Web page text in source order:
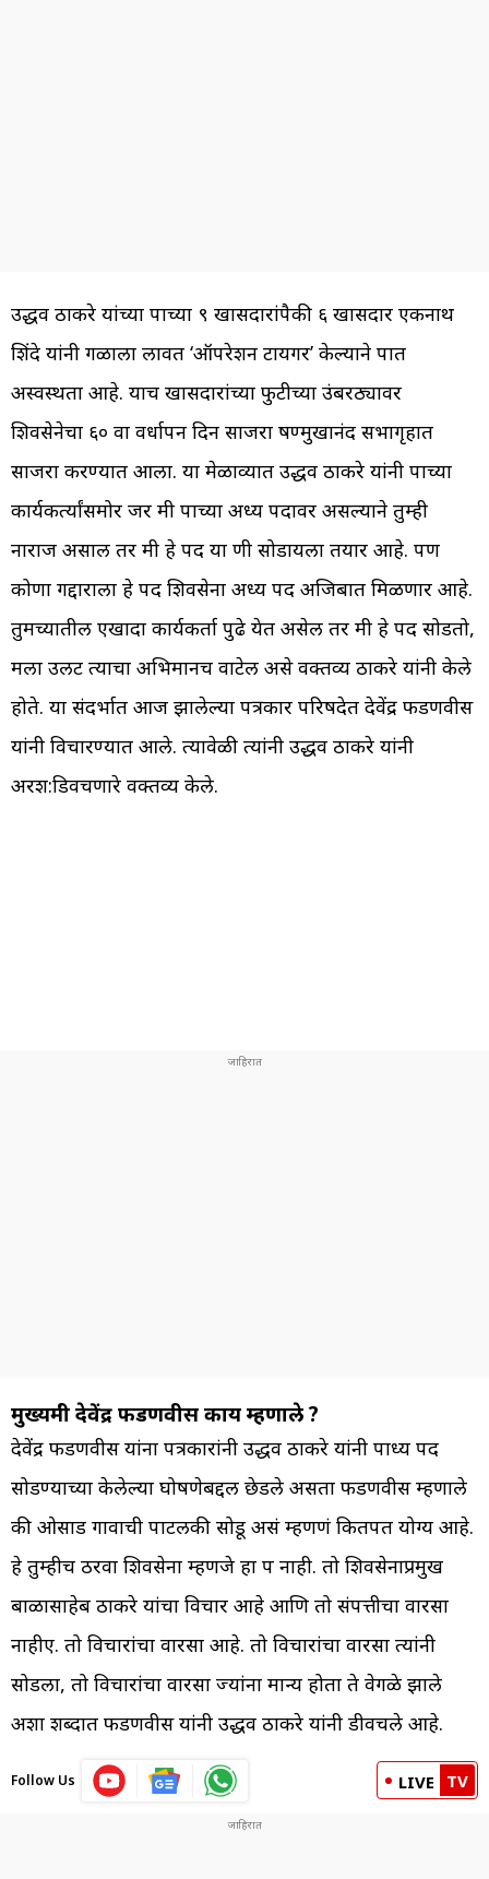
उद्धव ठाकरे यांच्या पक्षाच्या ९ खासदारांपैकी ६ खासदार एकनाथ
शिंदे यांनी गळाला लावत ‘ऑपरेशन टायगर’ केल्याने पक्षात
अस्वस्थता आहे. याच खासदारांच्या फुटीच्या उंबरठ्यावर
शिवसेनेचा ६० वा वर्धापन दिन साजरा षण्मुखानंद सभागृहात
साजरा करण्यात आला. या मेळाव्यात उद्धव ठाकरे यांनी पक्षाच्या
कार्यकर्त्यांसमोर जर मी पक्षाच्या अध्यक्ष पदावर असल्याने तुम्ही
नाराज असाल तर मी हे पद या क्षणी सोडायला तयार आहे. पण
कोणा गद्दाराला हे पद शिवसेना अध्यक्ष पद अजिबात मिळणार आहे.
तुमच्यातील एखादा कार्यकर्ता पुढे येत असेल तर मी हे पद सोडतो,
मला उलट त्याचा अभिमानच वाटेल असे वक्तव्य ठाकरे यांनी केले
होते. या संदर्भात आज झालेल्या पत्रकार परिषदेत देवेंद्र फडणवीस
यांनी विचारण्यात आले. त्यावेळी त्यांनी उद्धव ठाकरे यांनी
अक्षरश:डिवचणारे वक्तव्य केले.
मुख्यमंत्री देवेंद्र फडणवीस काय म्हणाले ?
देवेंद्र फडणवीस यांना पत्रकारांनी उद्धव ठाकरे यांनी पक्षाध्यक्ष पद
सोडण्याच्या केलेल्या घोषणेबद्दल छेडले असता फडणवीस म्हणाले
की ओसाड गावाची पाटलकी सोडू असं म्हणणं कितपत योग्य आहे.
हे तुम्हीच ठरवा शिवसेना म्हणजे हा पक्ष नाही. तो शिवसेनाप्रमुख
बाळासाहेब ठाकरे यांचा विचार आहे आणि तो संपत्तीचा वारसा
नाहीए. तो विचारांचा वारसा आहे. तो विचारांचा वारसा त्यांनी
सोडला, तो विचारांचा वारसा ज्यांना मान्य होता ते वेगळे झाले
अशा शब्दात फडणवीस यांनी उद्धव ठाकरे यांनी डीवचले आहे.
Follow Us LIVE TV